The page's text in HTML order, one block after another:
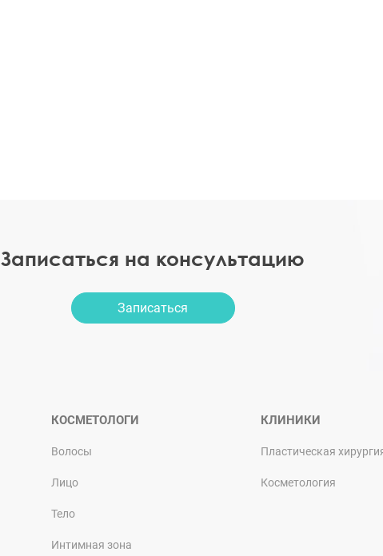
Записаться на консультацию
Записаться
КОСМЕТОЛОГИ
Волосы
Лицо
Тело
Интимная зона
КЛИНИКИ
Пластическая
Косметология